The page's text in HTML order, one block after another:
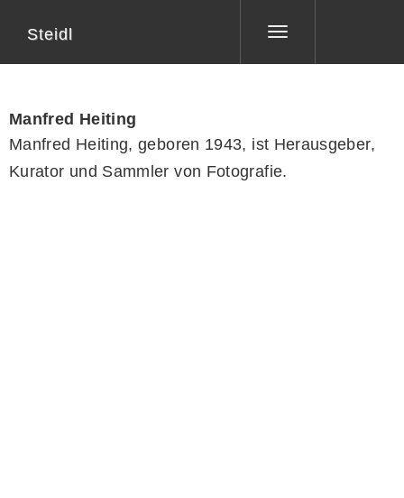
Toggle
Steidl
Manfred Heiting
Manfred Heiting, geboren 1943, ist Herausgeber,
Kurator und Sammler von Fotografie.